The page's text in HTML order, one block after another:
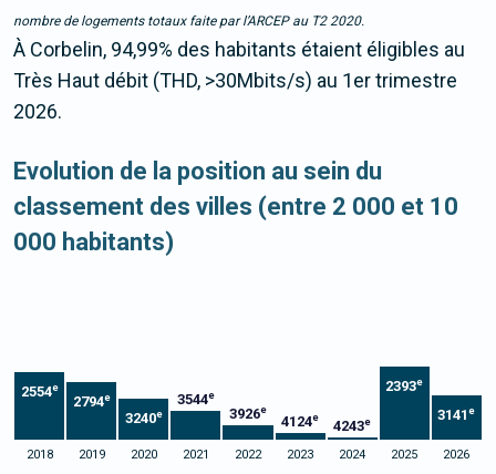
nombre de logements totaux faite par l’ARCEP au T2 2020.
À Corbelin, 94,99% des habitants étaient éligibles au
Très Haut débit (THD, >30Mbits/s) au 1er trimestre
2026.
Evolution de la position au sein du
classement des villes (entre 2 000 et 10
000 habitants)
2554e
2794e
3240e
3544e
3926e
4124e
4243e
2393e
3141e
2018 2019 2020 2021 2022 2023 2024 2025 2026